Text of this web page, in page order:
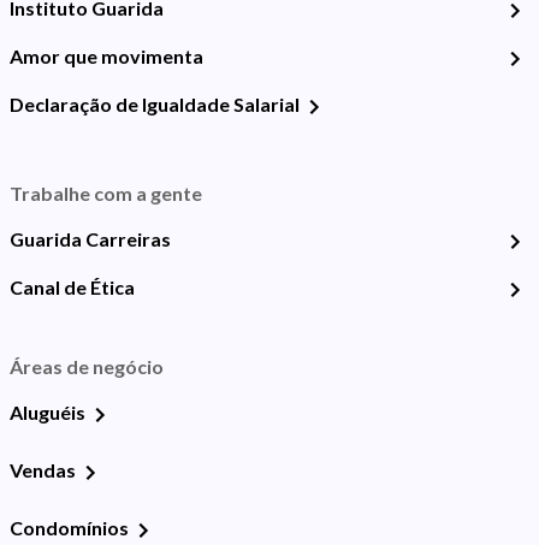
Instituto Guarida
Amor que movimenta
Declaração de Igualdade Salarial
Trabalhe com a gente
Guarida Carreiras
Canal de Ética
Áreas de negócio
Aluguéis
Vendas
Condomínios